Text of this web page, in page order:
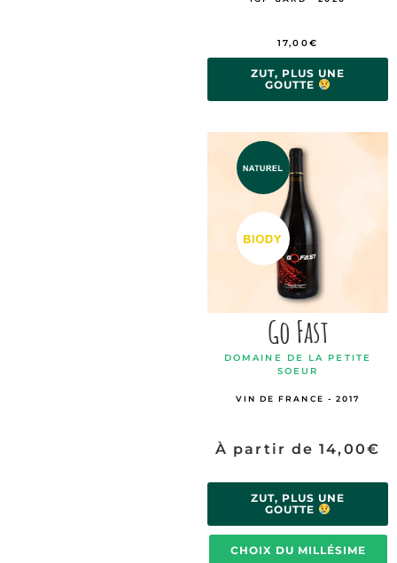
17,00€
ZUT, PLUS UNE
GOUTTE
Go Fast
DOMAINE DE LA PETITE
SOEUR
VIN DE FRANCE - 2017
À partir de14,00€
ZUT, PLUS UNE
GOUTTE
CHOIX DU MILLÉSIME